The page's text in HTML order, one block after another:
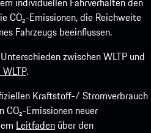
CO₂-Emissionen, die Reichweite
Fahrzeugs beeinflussen.
zwischen WLTP und
.
Kraftstoff-/ Stromverbrauch
Emissionen neuer
Leitfaden über den